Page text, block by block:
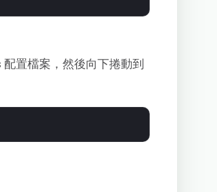
置檔案，然後向下捲動到